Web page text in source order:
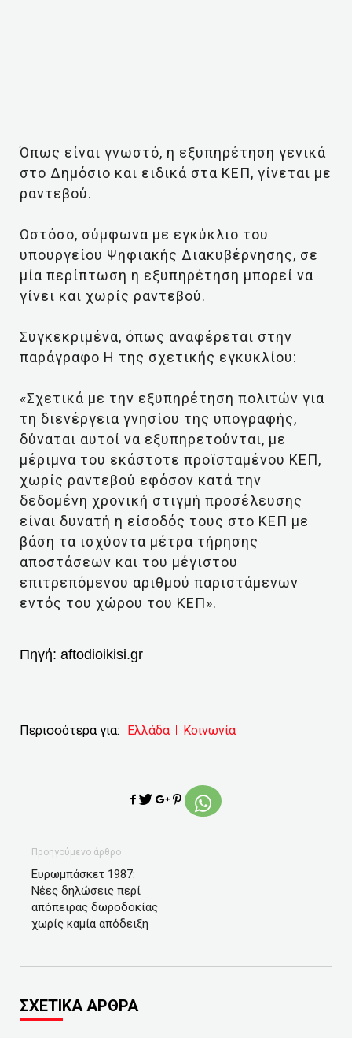
Όπως είναι γνωστό, η εξυπηρέτηση γενικά
στο Δημόσιο και ειδικά στα ΚΕΠ, γίνεται με
ραντεβού.
Ωστόσο, σύμφωνα με εγκύκλιο του
υπουργείου Ψηφιακής Διακυβέρνησης, σε
μία περίπτωση η εξυπηρέτηση μπορεί να
γίνει και χωρίς ραντεβού.
Συγκεκριμένα, όπως αναφέρεται στην
παράγραφο Η της σχετικής εγκυκλίου:
«Σχετικά με την εξυπηρέτηση πολιτών για
τη διενέργεια γνησίου της υπογραφής,
δύναται αυτοί να εξυπηρετούνται, με
μέριμνα του εκάστοτε προϊσταμένου ΚΕΠ,
χωρίς ραντεβού εφόσον κατά την
δεδομένη χρονική στιγμή προσέλευσης
είναι δυνατή η είσοδός τους στο ΚΕΠ με
βάση τα ισχύοντα μέτρα τήρησης
αποστάσεων και του μέγιστου
επιτρεπόμενου αριθμού παριστάμενων
εντός του χώρου του ΚΕΠ».
Πηγή: aftodioikisi.gr
Περισσότερα για: Ελλάδα Κοινωνία
Προηγούμενο άρθρο
Ευρωμπάσκετ 1987:
Νέες δηλώσεις περί
απόπειρας δωροδοκίας
χωρίς καμία απόδειξη
ΣΧΕΤΙΚΑ ΑΡΘΡΑ